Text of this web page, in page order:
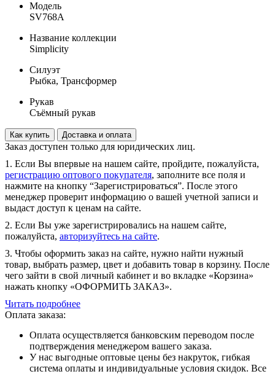
Модель
SV768A
Название коллекции
Simplicity
Силуэт
Рыбка, Трансформер
Рукав
Съёмный рукав
Как купить Доставка и оплата
Заказ доступен только для юридических лиц.
1. Если Вы впервые на нашем сайте, пройдите, пожалуйста,
регистрацию оптового покупателя, заполните все поля и
нажмите на кнопку “Зарегистрироваться”. После этого
менеджер проверит информацию о вашей учетной записи и
выдаст доступ к ценам на сайте.
2. Если Вы уже зарегистрировались на нашем сайте,
пожалуйста, авторизуйтесь на сайте.
3. Чтобы оформить заказ на сайте, нужно найти нужный
товар, выбрать размер, цвет и добавить товар в корзину. После
чего зайти в свой личный кабинет и во вкладке «Корзина»
нажать кнопку «ОФОРМИТЬ ЗАКАЗ».
Читать подробнее
Оплата заказа:
Оплата осуществляется банковским переводом после
подтверждения менеджером вашего заказа.
У нас выгодные оптовые цены без накруток, гибкая
система оплаты и индивидуальные условия скидок. Все